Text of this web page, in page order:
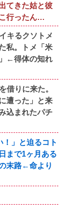
てきた姑と彼
行ったん…
キるクソトメ
私。トメ「米
←得体の知れ
借りに来た。
遭った」と来
込まれたパチ
」と迫るコト
まで1ヶ月ある
末路←命より